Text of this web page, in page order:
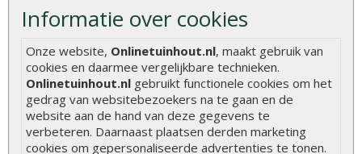
Informatie over cookies
Onze website, Onlinetuinhout.nl, maakt gebruik van
cookies en daarmee vergelijkbare technieken.
Onlinetuinhout.nl gebruikt functionele cookies om het
gedrag van websitebezoekers na te gaan en de
website aan de hand van deze gegevens te
verbeteren. Daarnaast plaatsen derden marketing
cookies om gepersonaliseerde advertenties te tonen.
Kenmerken
Merk
Tuindeco
Dakbedekking
Exclusief